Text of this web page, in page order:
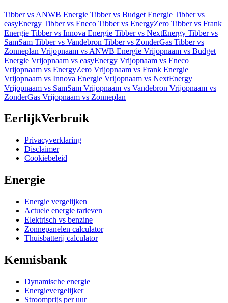
Tibber vs ANWB Energie Tibber vs Budget Energie Tibber vs
easyEnergy Tibber vs Eneco Tibber vs EnergyZero Tibber vs Frank
Energie Tibber vs Innova Energie Tibber vs NextEnergy Tibber vs
SamSam Tibber vs Vandebron Tibber vs ZonderGas Tibber vs
Zonneplan Vrijopnaam vs ANWB Energie Vrijopnaam vs Budget
Energie Vrijopnaam vs easyEnergy Vrijopnaam vs Eneco
Vrijopnaam vs EnergyZero Vrijopnaam vs Frank Energie
Vrijopnaam vs Innova Energie Vrijopnaam vs NextEnergy
Vrijopnaam vs SamSam Vrijopnaam vs Vandebron Vrijopnaam vs
ZonderGas Vrijopnaam vs Zonneplan
EerlijkVerbruik
Privacyverklaring
Disclaimer
Cookiebeleid
Energie
Energie vergelijken
Actuele energie tarieven
Elektrisch vs benzine
Zonnepanelen calculator
Thuisbatterij calculator
Kennisbank
Dynamische energie
Energievergelijker
Stroomprijs per uur